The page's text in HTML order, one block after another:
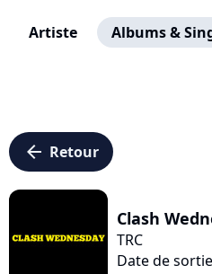
Artiste Albums &
arrow_left Retour
Clash
TRC
Date de